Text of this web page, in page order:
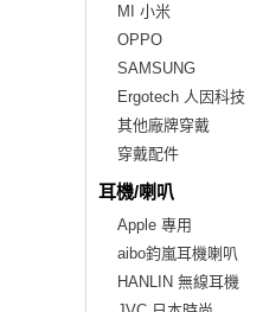
MI 小米
OPPO
SAMSUNG
Ergotech 人因科技
其他廠牌穿戴
穿戴配件
耳機/喇叭
Apple 專用
aibo鈞嵐耳機喇叭
HANLIN 無線耳機